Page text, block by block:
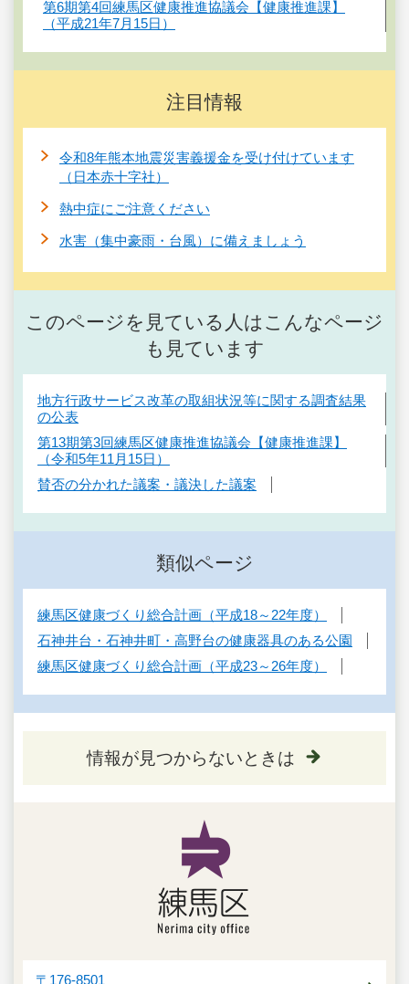
第6期第4回練馬区健康推進協議会【健康推進課】
（平成21年7月15日）
注目情報
令和8年熊本地震災害義援金を受け付けています
（日本赤十字社）
熱中症にご注意ください
水害（集中豪雨・台風）に備えましょう
このページを見ている人はこんなページ
も見ています
地方行政サービス改革の取組状況等に関する調査結果
の公表
第13期第3回練馬区健康推進協議会【健康推進課】
（令和5年11月15日）
賛否の分かれた議案・議決した議案
類似ページ
練馬区健康づくり総合計画（平成18～22年度）
石神井台・石神井町・高野台の健康器具のある公園
練馬区健康づくり総合計画（平成23～26年度）
情報が見つからないときは
〒176-8501